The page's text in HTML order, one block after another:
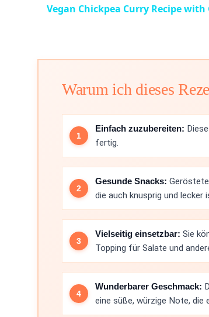
Vegan Chickpea Curry Recipe with
Warum ich dieses
Einfach zuzubereiten:
fertig.
Gesunde Snacks:
die auch knusprig und lecker
Vielseitig einsetzbar: Sie
Topping für Salate und
Wunderbarer Geschmack:
eine süße, würzige Note,